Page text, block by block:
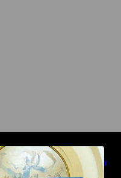
tehnologii de
pentru monitorizarea
critice